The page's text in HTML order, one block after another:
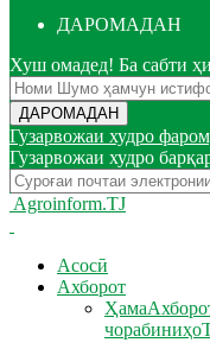
ДАРОМАДАН
Хуш омадед! Ба сабти
Гузарвожаи худро
Гузарвожаи худро
Agroinform.TJ
Асосӣ
Ахборот
Ҳама
чорабиниҳо